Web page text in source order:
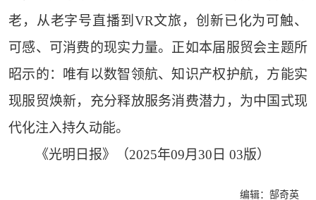
老，从老字号直播到VR文旅，创新已化为可触、
可感、可消费的现实力量。正如本届服贸会主题所
昭示的：唯有以数智领航、知识产权护航，方能实
现服贸焕新，充分释放服务消费潜力，为中国式现
代化注入持久动能。
《光明日报》（2025年09月30日 03版）
编辑：郜奇英